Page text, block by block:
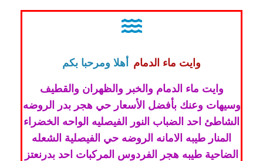
وايت ماء الدمام أهلا ومرحبا بكم
وايت ماء الدمام والخبر والظهران والقطيف
وسيهات وعنك بأفضل الأسعار حي هجر بدر الروضه
الشاطئ احد الضباب النور الفيصليه الواحه الخضراء
المنار طيبه الامانه الروضه حي الفيصلية الشعله
الضاحية طيبه هجر الفردوس المركبات احد بدرنعتز